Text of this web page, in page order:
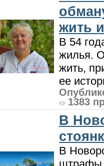
жить
В 54
жилья.
жить,
ее
1383
В
В